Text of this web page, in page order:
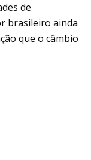
de
brasileiro ainda
que o câmbio